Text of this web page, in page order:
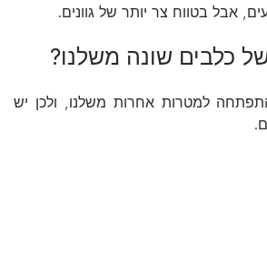
אבל בטווח צר יותר של גוונים.
כלבים שונה משלנו?
למטרות אחרות משלנו, ולכן יש